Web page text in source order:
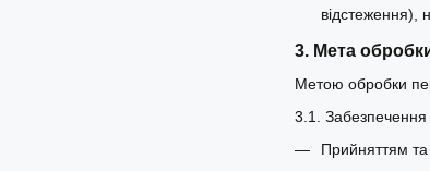
відстеження),
3. Мета
Метою обробки
3.1. Забезпечення
Прийняттям